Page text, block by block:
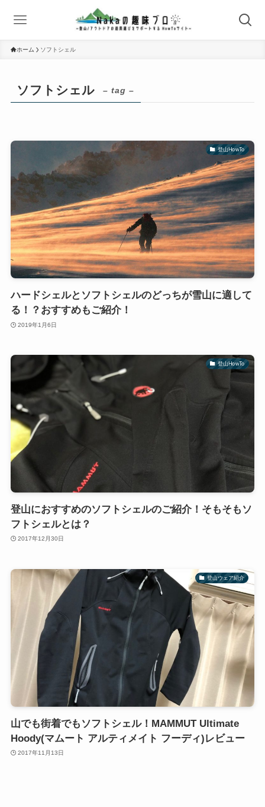
ホーム ソフトシェル
ソフトシェル – tag –
登山HowTo
ハードシェルとソフトシェルのどっちが雪山に適して
る！？おすすめもご紹介！
2019年1月6日
登山HowTo
登山におすすめのソフトシェルのご紹介！そもそもソ
フトシェルとは？
2017年12月30日
登山ウェア紹介
山でも街着でもソフトシェル！MAMMUT Ultimate
Hoody(マムート アルティメイト フーディ)レビュー
2017年11月13日